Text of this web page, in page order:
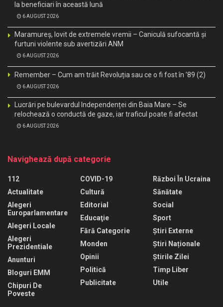
la beneficiari în această lună
6 AUGUST 2026
Maramureș, lovit de extremele vremii – Caniculă sufocantă și
furtuni violente sub avertizări ANM
6 AUGUST 2026
Remember – Cum am trăit Revoluția sau ce o fi fost în ’89 (2)
6 AUGUST 2026
Lucrări pe bulevardul Independenței din Baia Mare – Se
relochează o conductă de gaze, iar traficul poate fi afectat
6 AUGUST 2026
Navighează după categorie
112
Actualitate
Alegeri
Europarlamentare
Alegeri Locale
Alegeri
Prezidentiale
Anunturi
Bloguri EMM
Chipuri De
Poveste
COVID-19
Cultură
Editorial
Educaţie
Fără Categorie
Monden
Opinii
Politică
Publicitate
Război În Ucraina
Sănătate
Social
Sport
Știri Externe
Știri Naționale
Știrile Zilei
Timp Liber
Utile